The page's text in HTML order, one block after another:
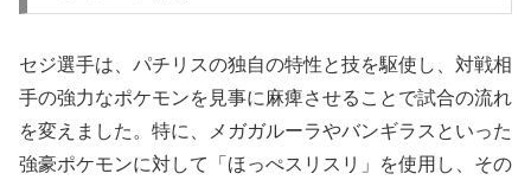
セジ選手は、パチリスの独自の特性と技を駆使し、対戦相
手の強力なポケモンを見事に麻痺させることで試合の流れ
を変えました。特に、メガガルーラやバンギラスといった
強豪ポケモンに対して「ほっぺスリスリ」を使用し、その